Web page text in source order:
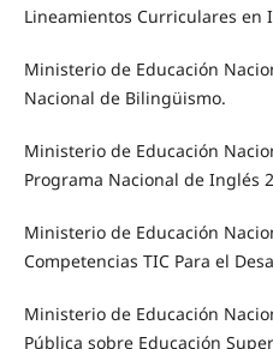
Lineamientos Curriculares en
Ministerio de Educación
Nacional de Bilingüismo.
Ministerio de Educación
Programa Nacional de Inglés
Ministerio de Educación
Competencias TIC Para el
Ministerio de Educación
Pública sobre Educación